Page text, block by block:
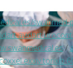
avidart
/
exxiv torixib